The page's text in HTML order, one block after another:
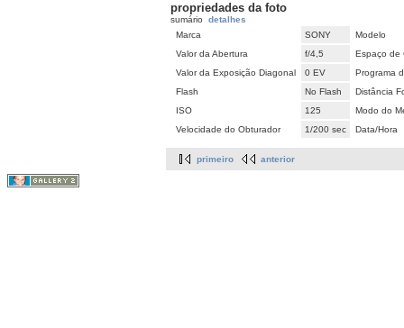
propriedades da foto
sumário detalhes
Marca
SONY
Modelo
Valor da Abertura
f/4,5
Espaço de
Valor da Exposição Diagonal
0 EV
Programa
Flash
No Flash
Distância
ISO
125
Modo do
Velocidade do Obturador
1/200 sec Data/Hora
primeiro anterior